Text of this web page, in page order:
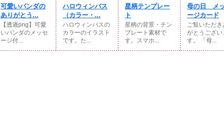
可愛いパンダの
ありがとう...
【透過png】可愛
いパンダのメッセ
ージ付...
ハロウィンバス
（カラー・...
ハロウィンバスの
カラーのイラスト
です。た...
星柄テンプレー
ト
星柄の背景・テン
プレート素材で
す。スマホ...
母の日 メ
ージカード
ご覧いただき
がとうござい
す。 「母...